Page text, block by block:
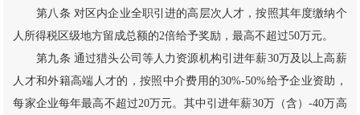
第八条 对区内企业全职引进的高层次人才，按照其年度缴纳个
人所得税区级地方留成总额的2倍给予奖励，最高不超过50万元。
第九条 通过猎头公司等人力资源机构引进年薪30万及以上高薪
人才和外籍高端人才的，按照中介费用的30%-50%给予企业资助，
每家企业每年最高不超过20万元。其中引进年薪30万（含）-40万高